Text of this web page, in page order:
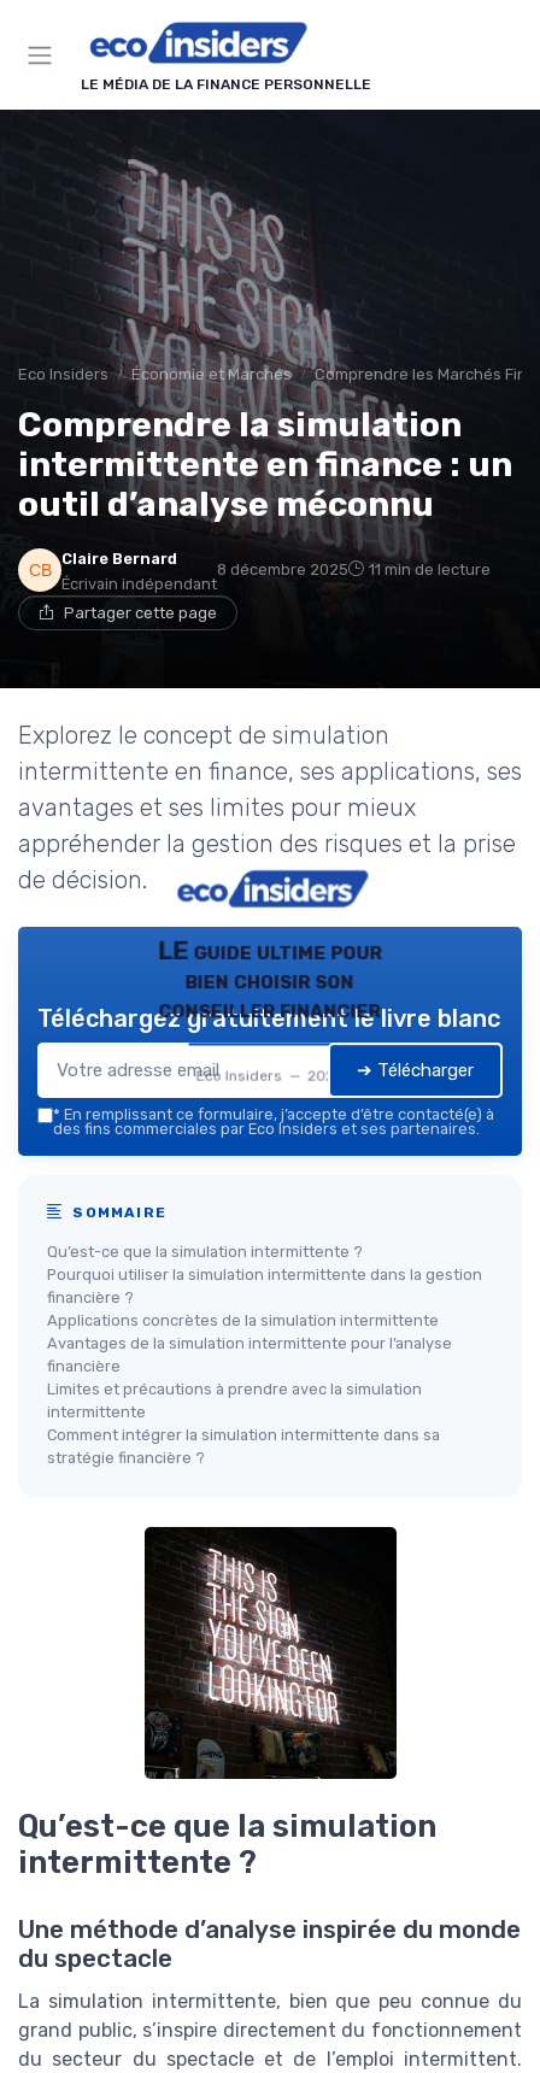
LE MÉDIA DE LA FINANCE PERSONNELLE
Eco Insiders Économie et Marchés Comprendre les Marchés
Comprendre la simulation
intermittente en finance : un
outil d’analyse méconnu
Claire Bernard
Écrivain indépendant
8 décembre 2025 11 min de lecture
Partager cette page
Explorez le concept de simulation
intermittente en finance, ses applications, ses
avantages et ses limites pour mieux
appréhender la gestion des risques et la prise
de décision.
LE guide ultime pour
bien choisir son
conseiller financier
Eco Insiders — 2026
Téléchargez gratuitement le livre blanc
➔ Télécharger
* En remplissant ce formulaire, j’accepte d’être contacté(e) à
des fins commerciales par Eco Insiders et ses partenaires.
SOMMAIRE
Qu’est-ce que la simulation intermittente ?
Pourquoi utiliser la simulation intermittente dans la gestion
financière ?
Applications concrètes de la simulation intermittente
Avantages de la simulation intermittente pour l’analyse
financière
Limites et précautions à prendre avec la simulation
intermittente
Comment intégrer la simulation intermittente dans sa
stratégie financière ?
Qu’est-ce que la simulation
intermittente ?
Une méthode d’analyse inspirée du monde
du spectacle
La simulation intermittente, bien que peu connue du
grand public, s’inspire directement du fonctionnement
du secteur du spectacle et de l’emploi intermittent.